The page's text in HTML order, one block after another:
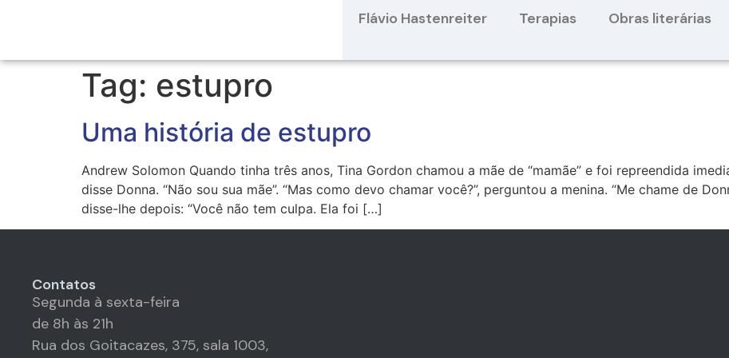
Flávio Hastenreiter Terapias Obras literárias
Tag: estupro
Uma história de estupro
Andrew Solomon Quando tinha três anos, Tina Gordon chamou a mãe de “mamãe” e foi repreendida
disse Donna. “Não sou sua mãe”. “Mas como devo chamar você?”, perguntou a menina. “Me chame de
disse-lhe depois: “Você não tem culpa. Ela foi […]
Contatos
Segunda à sexta-feira
de 8h às 21h
Rua dos Goitacazes, 375, sala 1003,